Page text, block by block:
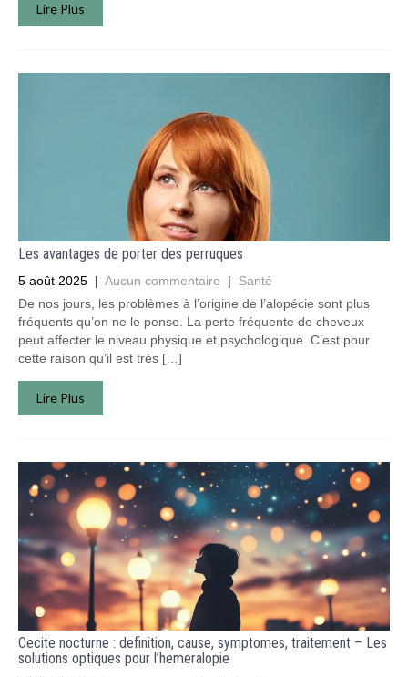
Lire Plus
Les avantages de porter des perruques
5 août 2025 | Aucun commentaire | Santé
De nos jours, les problèmes à l’origine de l’alopécie sont plus
fréquents qu’on ne le pense. La perte fréquente de cheveux
peut affecter le niveau physique et psychologique. C’est pour
cette raison qu’il est très […]
Lire Plus
Cecite nocturne : definition, cause, symptomes, traitement – Les
solutions optiques pour l’hemeralopie